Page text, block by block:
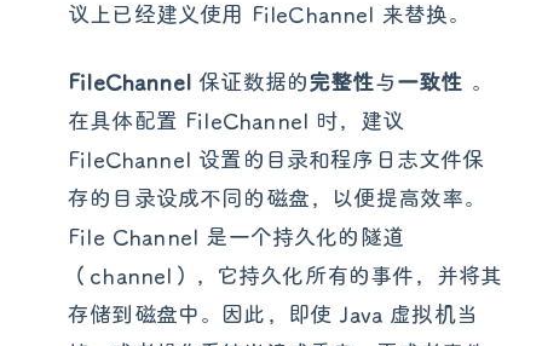
议上已经建义使用 FileChannel 来替换。
FileChannel保证数据的完整性与一致性 。
在具体配置 FileChannel 时，建议
FileChannel 设置的目录和程序日志文件保
存的目录设成不同的磁盘，以便提高效率。
File Channel 是一个持久化的隧道
（channel），它持久化所有的事件，并将其
存储到磁盘中。因此，即使 Java 虚拟机当